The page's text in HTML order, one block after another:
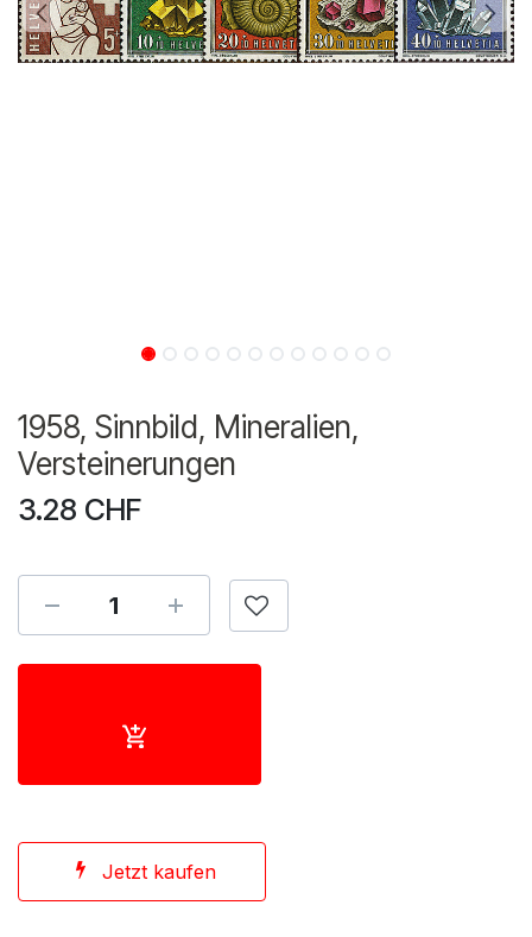
1958, Sinnbild, Mineralien,
Versteinerungen
3.28 CHF
Jetzt kaufen